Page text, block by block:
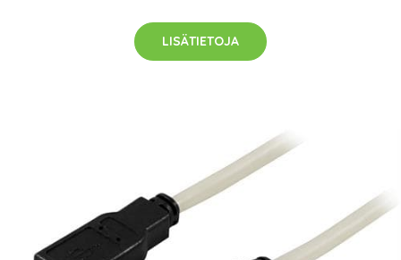
LISÄTIETOJA